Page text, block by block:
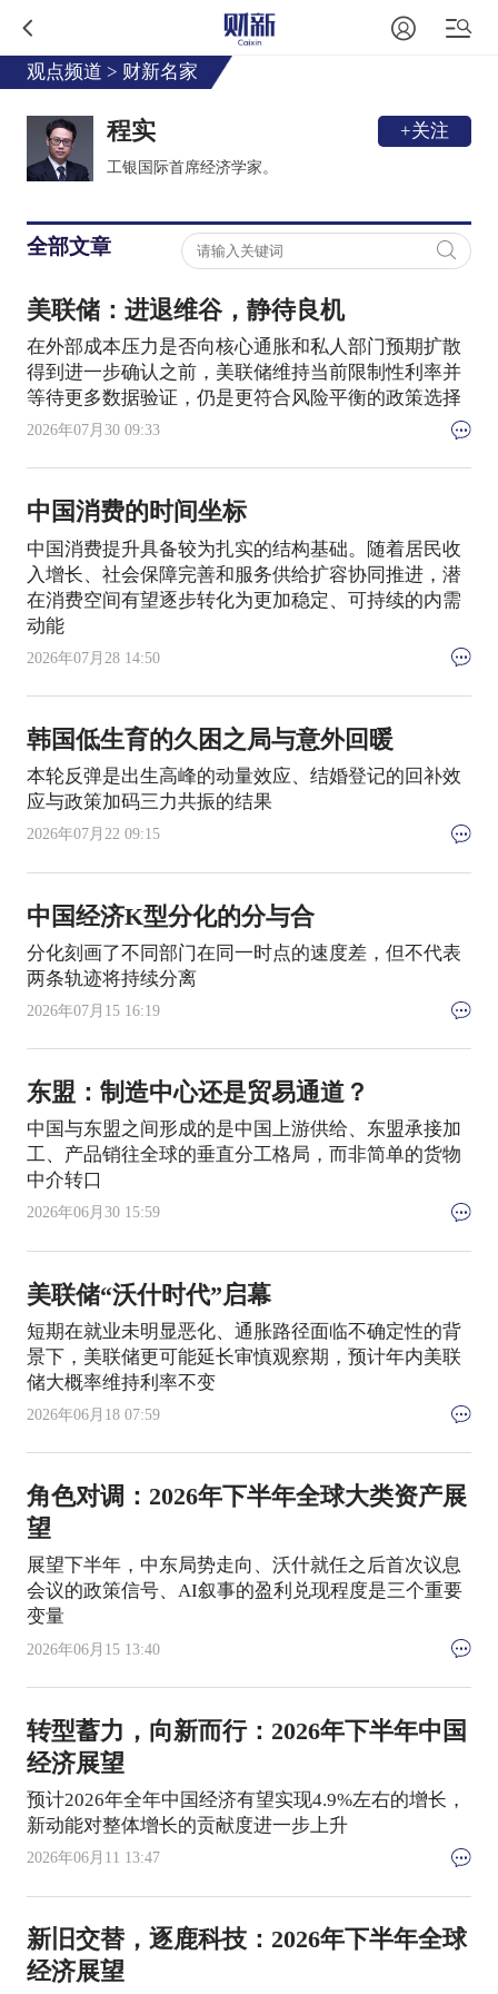
观点频道 > 财新名家
程实 +关注
工银国际首席经济学家。
全部文章
美联储：进退维谷，静待良机
在外部成本压力是否向核心通胀和私人部门预期扩散
得到进一步确认之前，美联储维持当前限制性利率并
等待更多数据验证，仍是更符合风险平衡的政策选择
2026年07月30 09:33
中国消费的时间坐标
中国消费提升具备较为扎实的结构基础。随着居民收
入增长、社会保障完善和服务供给扩容协同推进，潜
在消费空间有望逐步转化为更加稳定、可持续的内需
动能
2026年07月28 14:50
韩国低生育的久困之局与意外回暖
本轮反弹是出生高峰的动量效应、结婚登记的回补效
应与政策加码三力共振的结果
2026年07月22 09:15
中国经济K型分化的分与合
分化刻画了不同部门在同一时点的速度差，但不代表
两条轨迹将持续分离
2026年07月15 16:19
东盟：制造中心还是贸易通道？
中国与东盟之间形成的是中国上游供给、东盟承接加
工、产品销往全球的垂直分工格局，而非简单的货物
中介转口
2026年06月30 15:59
美联储“沃什时代”启幕
短期在就业未明显恶化、通胀路径面临不确定性的背
景下，美联储更可能延长审慎观察期，预计年内美联
储大概率维持利率不变
2026年06月18 07:59
角色对调：2026年下半年全球大类资产展
望
展望下半年，中东局势走向、沃什就任之后首次议息
会议的政策信号、AI叙事的盈利兑现程度是三个重要
变量
2026年06月15 13:40
转型蓄力，向新而行：2026年下半年中国
经济展望
预计2026年全年中国经济有望实现4.9%左右的增长，
新动能对整体增长的贡献度进一步上升
2026年06月11 13:47
新旧交替，逐鹿科技：2026年下半年全球
经济展望